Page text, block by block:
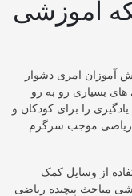
آموزشی
آموزان امری دشوار
‌های بسیاری رو به ‌رو
را برای کودکان و
ریاضی موجب سرگرم
از وسایل کمک
مباحث پیچیده ریاضی